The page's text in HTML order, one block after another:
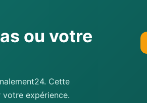
ou votre
Cette
expérience.